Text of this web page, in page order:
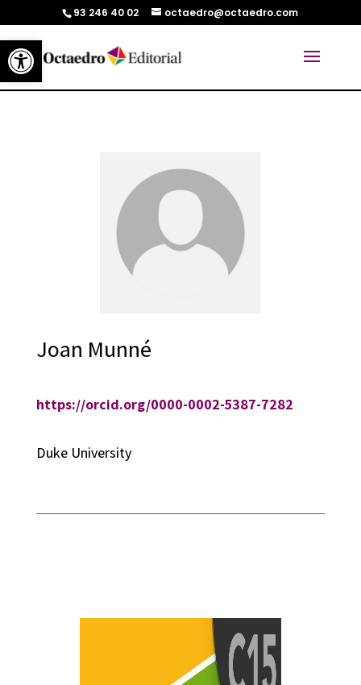
Abrir barra de herramientas
93 246 40 02 octaedro@octaedro.com
Joan Munné
https://orcid.org/0000-0002-5387-7282
Duke University